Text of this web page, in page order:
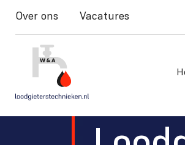
Over ons Vacatures